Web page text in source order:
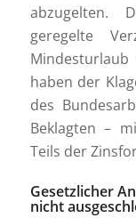
abzugelten.
geregelte
haben der
des
Beklagten –
Teils der
Gesetzlicher
nicht